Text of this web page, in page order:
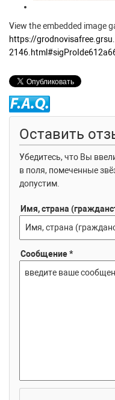
View the embedded image
https://
Оставить
Убедитесь, что Вы
в поля, помеченные
допустим.
Имя, страна
Сообщение *